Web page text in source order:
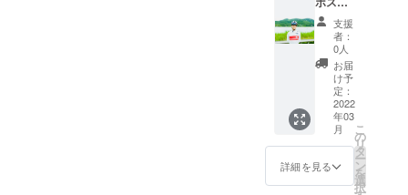
カード
来人選
手本人
からの
メッ
セージ
動画 現
地から
のレ
ポート
メール
支援
者：
0人
お届
け予
定：
2022
年03
月
詳細を見る
こ
の
リ
タ
ー
ン
を
選
択